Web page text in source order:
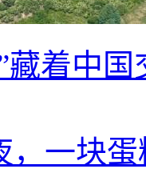
藏着中
，一块